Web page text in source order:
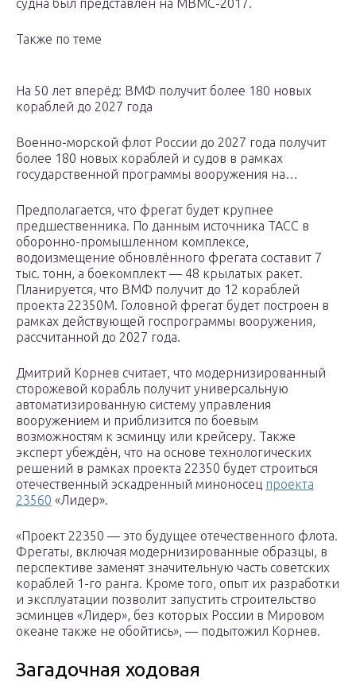
судна был представлен на МВМС-2017.
Также по теме
На 50 лет вперёд: ВМФ получит более 180 новых
кораблей до 2027 года
Военно-морской флот России до 2027 года получит
более 180 новых кораблей и судов в рамках
государственной программы вооружения на…
Предполагается, что фрегат будет крупнее
предшественника. По данным источника ТАСС в
оборонно-промышленном комплексе,
водоизмещение обновлённого фрегата составит 7
тыс. тонн, а боекомплект — 48 крылатых ракет.
Планируется, что ВМФ получит до 12 кораблей
проекта 22350М. Головной фрегат будет построен в
рамках действующей госпрограммы вооружения,
рассчитанной до 2027 года.
Дмитрий Корнев считает, что модернизированный
сторожевой корабль получит универсальную
автоматизированную систему управления
вооружением и приблизится по боевым
возможностям к эсминцу или крейсеру. Также
эксперт убеждён, что на основе технологических
решений в рамках проекта 22350 будет строиться
отечественный эскадренный миноносец проекта
23560 «Лидер».
«Проект 22350 — это будущее отечественного флота.
Фрегаты, включая модернизированные образцы, в
перспективе заменят значительную часть советских
кораблей 1-го ранга. Кроме того, опыт их разработки
и эксплуатации позволит запустить строительство
эсминцев «Лидер», без которых России в Мировом
океане также не обойтись», — подытожил Корнев.
Загадочная ходовая